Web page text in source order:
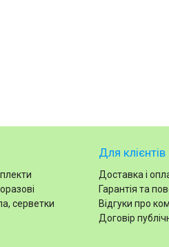
серветки
Для клієнтів
Доставка і
Гарантія та
Відгуки про
Договір